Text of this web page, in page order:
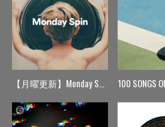
【月曜更新】Monday Spin 100 SONGS